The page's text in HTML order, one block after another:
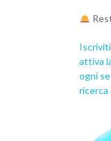
attiva
ogni
ricerca